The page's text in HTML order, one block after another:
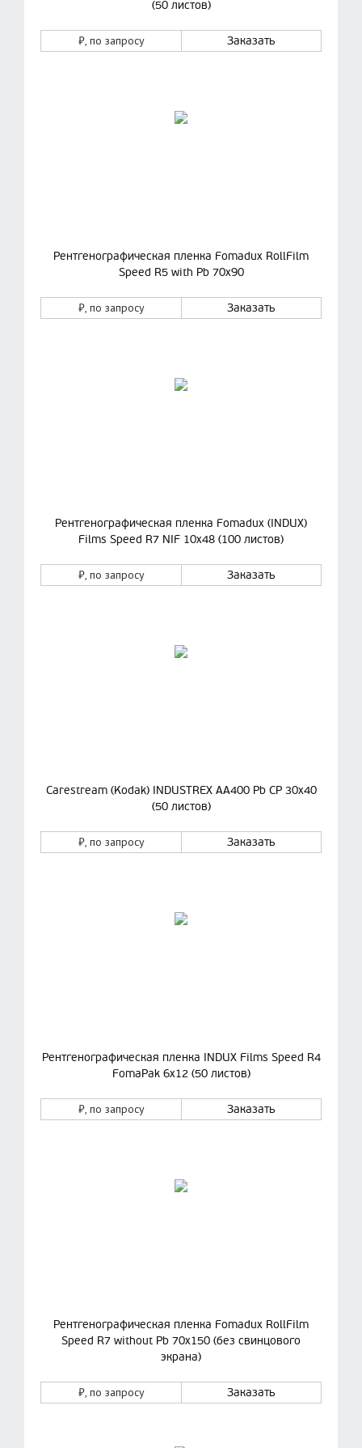
(50 листов)
₽, по запросу Заказать
Рентгенографическая пленка Fomadux RollFilm
Speed R5 with Pb 70х90
₽, по запросу Заказать
Рентгенографическая пленка Fomadux (INDUX)
Films Speed R7 NIF 10х48 (100 листов)
₽, по запросу Заказать
Carestream (Kodak) INDUSTREX AA400 Pb CP 30x40
(50 листов)
₽, по запросу Заказать
Рентгенографическая пленка INDUX Films Speed R4
FomaPak 6х12 (50 листов)
₽, по запросу Заказать
Рентгенографическая пленка Fomadux RollFilm
Speed R7 without Pb 70х150 (без свинцового
экрана)
₽, по запросу Заказать